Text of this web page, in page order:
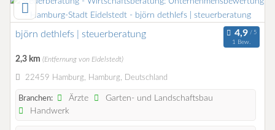
björn dethlefs | steuerberatung
1 Bew.
2,3 km (Entfernung von Eidelstedt)
22459 Hamburg, Hamburg, Deutschland
Branchen: Ärzte
Garten- und Landschaftsbau
Handwerk